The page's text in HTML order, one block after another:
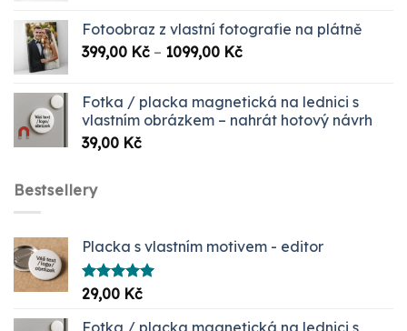
Fotoobraz z vlastní fotografie na plátně
399,00 Kč – 1099,00 KčRozpětí
až
1099,00 Kč
Fotka / placka magnetická na lednici s
vlastním obrázkem – nahrát hotový návrh
39,00 Kč
Bestsellery
Placka s vlastním motivem - editor
Hodnocení
5.00
29,00 Kč